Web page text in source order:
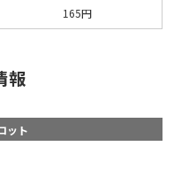
165円
報
ット